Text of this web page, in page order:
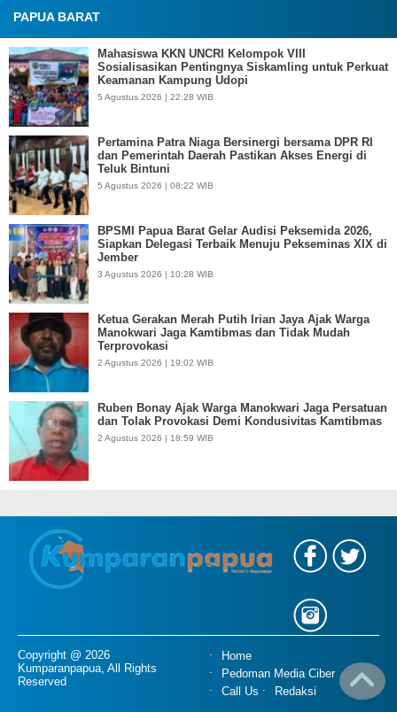
PAPUA BARAT
Mahasiswa KKN UNCRI Kelompok VIII
Sosialisasikan Pentingnya Siskamling untuk Perkuat
Keamanan Kampung Udopi
5 Agustus 2026 | 22:28 WIB
Pertamina Patra Niaga Bersinergi bersama DPR RI
dan Pemerintah Daerah Pastikan Akses Energi di
Teluk Bintuni
5 Agustus 2026 | 08:22 WIB
BPSMI Papua Barat Gelar Audisi Peksemida 2026,
Siapkan Delegasi Terbaik Menuju Pekseminas XIX di
Jember
3 Agustus 2026 | 10:28 WIB
Ketua Gerakan Merah Putih Irian Jaya Ajak Warga
Manokwari Jaga Kamtibmas dan Tidak Mudah
Terprovokasi
2 Agustus 2026 | 19:02 WIB
Ruben Bonay Ajak Warga Manokwari Jaga Persatuan
dan Tolak Provokasi Demi Kondusivitas Kamtibmas
2 Agustus 2026 | 18:59 WIB
Copyright @ 2026
Kumparanpapua, All Rights
Reserved
Home
Pedoman Media Ciber
Call Us
Redaksi